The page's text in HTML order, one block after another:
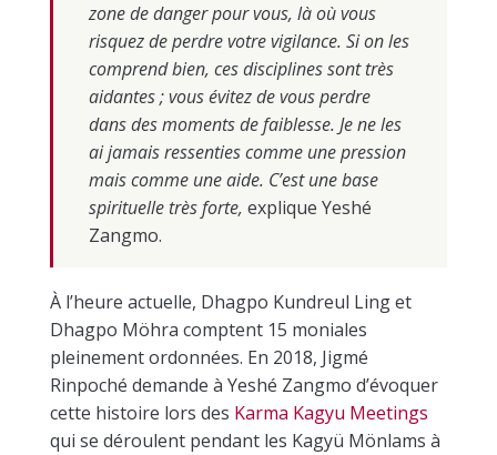
zone de danger pour vous, là où vous
risquez de perdre votre vigilance. Si on les
comprend bien, ces disciplines sont très
aidantes ; vous évitez de vous perdre
dans des moments de faiblesse. Je ne les
ai jamais ressenties comme une pression
mais comme une aide. C’est une base
spirituelle très forte, explique Yeshé
Zangmo.
À l’heure actuelle, Dhagpo Kundreul Ling et
Dhagpo Möhra comptent 15 moniales
pleinement ordonnées. En 2018, Jigmé
Rinpoché demande à Yeshé Zangmo d’évoquer
cette histoire lors des Karma Kagyu Meetings
qui se déroulent pendant les Kagyü Mönlams à